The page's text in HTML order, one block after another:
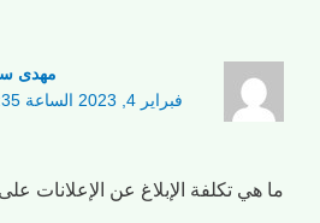
مهدی
فبراير 4, 2023 الساعة 5:35 م
ما هي تكلفة الإبلاغ عن الإعلانات